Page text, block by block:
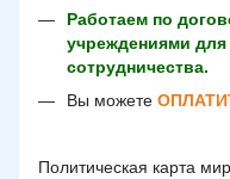
Работаем по
учреждениями
сотрудничества.
Вы можете
Политическая карта